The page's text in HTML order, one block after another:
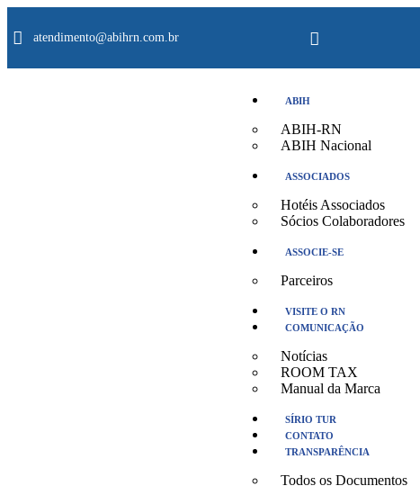
atendimento@abihrn.com.br
ABIH
ABIH-RN
ABIH Nacional
ASSOCIADOS
Hotéis Associados
Sócios Colaboradores
ASSOCIE-SE
Parceiros
VISITE O RN
COMUNICAÇÃO
Notícias
ROOM TAX
Manual da Marca
SÍRIO TUR
CONTATO
TRANSPARÊNCIA
Todos os Documentos